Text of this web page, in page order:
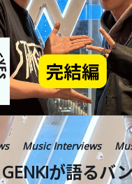
Music Interviews
が語るバ